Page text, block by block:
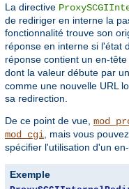
La directive
de rediriger en interne la
fonctionnalité trouve son
réponse en interne si l'état
réponse contient un en-tête
dont la valeur débute par
comme une nouvelle URL
sa redirection.
De ce point de vue,
mod_cgi , mais vous
spécifier l'utilisation d'un
Exemple